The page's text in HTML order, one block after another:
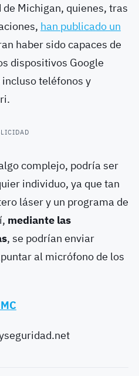
Michigan, quienes, tras
han publicado un
haber sido capaces de
dispositivos Google
teléfonos y
complejo, podría ser
individuo, ya que tan
láser y un programa de
mediante las
, se podrían enviar
al micrófono de los